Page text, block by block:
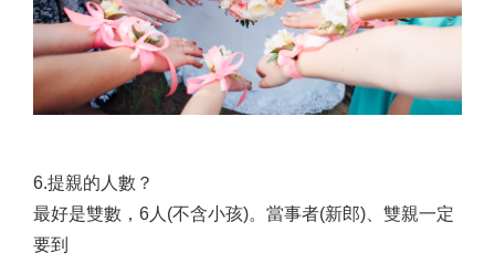
6.提親的人數？
最好是雙數，6人(不含小孩)。當事者(新郎)、雙親一定
要到